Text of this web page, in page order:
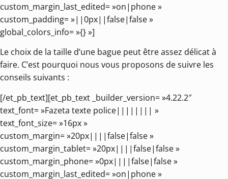
custom_margin_last_edited= »on|phone »
custom_padding= »||0px||false|false »
global_colors_info= »{} »]
Le choix de la taille d’une bague peut être assez délicat à
faire. C’est pourquoi nous vous proposons de suivre les
conseils suivants :
[/et_pb_text][et_pb_text _builder_version= »4.22.2″
text_font= »Fazeta texte police|||||||| »
text_font_size= »16px »
custom_margin= »20px||||false|false »
custom_margin_tablet= »20px||||false|false »
custom_margin_phone= »0px||||false|false »
custom_margin_last_edited= »on|phone »